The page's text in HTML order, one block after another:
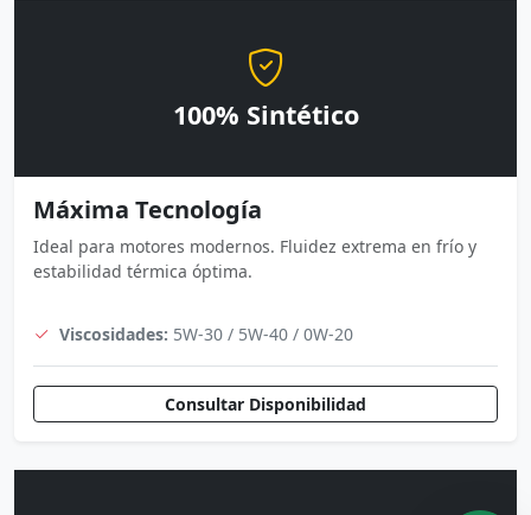
100% Sintético
Máxima Tecnología
Ideal para motores modernos. Fluidez extrema en frío y
estabilidad térmica óptima.
Viscosidades: 5W-30 / 5W-40 / 0W-20
Consultar Disponibilidad